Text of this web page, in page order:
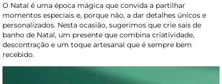
O Natal é uma época mágica que convida a partilhar
momentos especiais e, porque não, a dar detalhes únicos e
personalizados. Nesta ocasião, sugerimos que crie sais de
banho de Natal, um presente que combina criatividade,
descontração e um toque artesanal que é sempre bem
recebido.